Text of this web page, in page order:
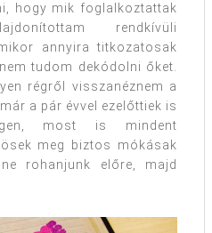
hogy mik foglalkoztattak
rendkívüli
annyira titkozatosak
tudom dekódolni őket.
régről visszanéznem a
a pár évvel ezelőttiek is
most is mindent
meg biztos mókásak
rohanjunk előre, majd